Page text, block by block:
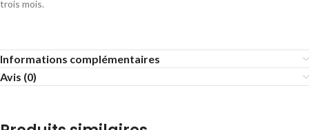
trois mois.
Informations complémentaires
Avis (0)